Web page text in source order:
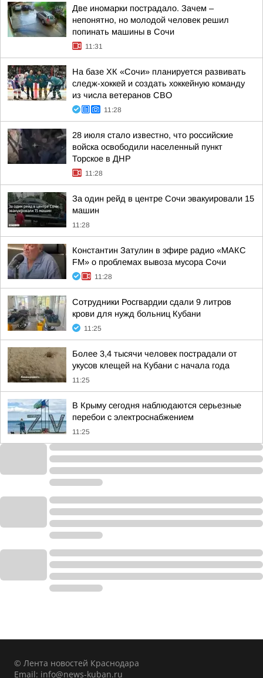
Две иномарки пострадало. Зачем –
непонятно, но молодой человек решил
попинать машины в Сочи
11:31
На базе ХК «Сочи» планируется развивать
следж-хоккей и создать хоккейную команду
из числа ветеранов СВО
11:28
28 июля стало известно, что российские
войска освободили населенный пункт
Торское в ДНР
11:28
За один рейд в центре Сочи эвакуировали 15
машин
11:28
Константин Затулин в эфире радио «МАКС
FM» о проблемах вывоза мусора Сочи
11:28
Сотрудники Росгвардии сдали 9 литров
крови для нужд больниц Кубани
11:25
Более 3,4 тысячи человек пострадали от
укусов клещей на Кубани с начала года
11:25
В Крыму сегодня наблюдаются серьезные
перебои с электроснабжением
11:25
© Лента новостей Краснодара
Email: info@news-kuban.ru